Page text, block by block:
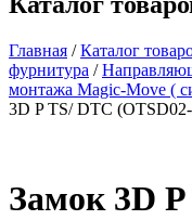
Главная /Каталог
фурнитура /
монтажа Magic-Move (
3D P TS/ DTC
Замок 3D